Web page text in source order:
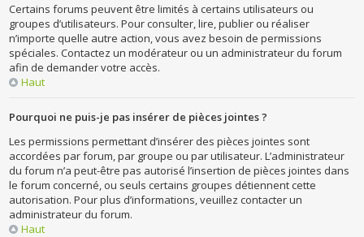
Certains forums peuvent être limités à certains utilisateurs ou
groupes d’utilisateurs. Pour consulter, lire, publier ou réaliser
n’importe quelle autre action, vous avez besoin de permissions
spéciales. Contactez un modérateur ou un administrateur du forum
afin de demander votre accès.
Haut
Pourquoi ne puis-je pas insérer de pièces jointes ?
Les permissions permettant d’insérer des pièces jointes sont
accordées par forum, par groupe ou par utilisateur. L’administrateur
du forum n’a peut-être pas autorisé l’insertion de pièces jointes dans
le forum concerné, ou seuls certains groupes détiennent cette
autorisation. Pour plus d’informations, veuillez contacter un
administrateur du forum.
Haut